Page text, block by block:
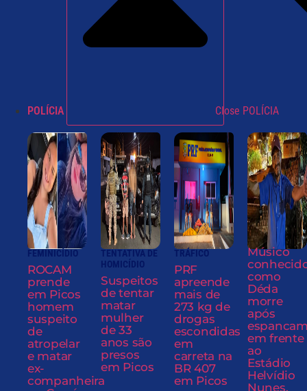
POLÍCIA Close POLÍCIA
FEMINICÍDIO
ROCAM
prende
em Picos
homem
suspeito
de
atropelar
e matar
ex-
companheira
TENTATIVA DE
HOMICÍDIO
Suspeitos
de tentar
matar
mulher
de 33
anos são
presos
em Picos
TRÁFICO
PRF
apreende
mais de
273 kg de
drogas
escondidas
em
carreta na
BR 407
em Picos
Músico
como
Déda
morre
após
em frente
ao
Estádio
Helvídio
Nunes,